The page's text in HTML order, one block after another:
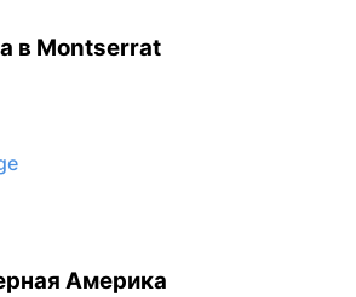
в Montserrat
Америка